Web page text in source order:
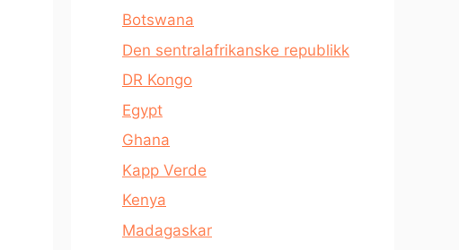
Botswana
Den sentralafrikanske republikk
DR Kongo
Egypt
Ghana
Kapp Verde
Kenya
Madagaskar